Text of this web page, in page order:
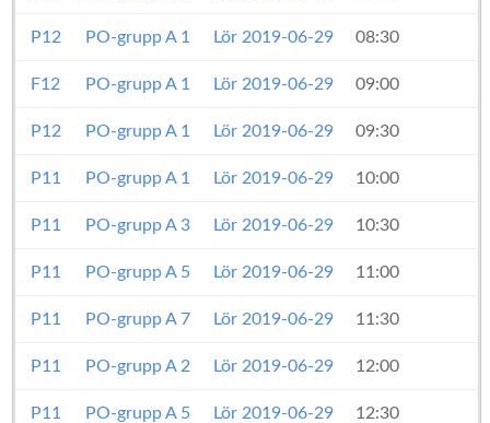
P12 PO-grupp A 1 Lör 2019-06-29 08:30
F12 PO-grupp A 1 Lör 2019-06-29 09:00
P12 PO-grupp A 1 Lör 2019-06-29 09:30
P11 PO-grupp A 1 Lör 2019-06-29 10:00
P11 PO-grupp A 3 Lör 2019-06-29 10:30
P11 PO-grupp A 5 Lör 2019-06-29 11:00
P11 PO-grupp A 7 Lör 2019-06-29 11:30
P11 PO-grupp A 2 Lör 2019-06-29 12:00
P11 PO-grupp A 5 Lör 2019-06-29 12:30